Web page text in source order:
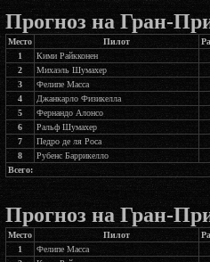
Прогноз на Гран-
Место Пилот
1
Кими Райкконен
2
Михаэль Шумахер
3
Фелипе Масса
4
Джанкарло Физикелла
5
Фернандо Алонсо
6
Ральф Шумахер
7
Педро де ля Роса
8
Рубенс Баррикелло
Всего:
Прогноз на Гран-
Место Пилот
1
Фелипе Масса